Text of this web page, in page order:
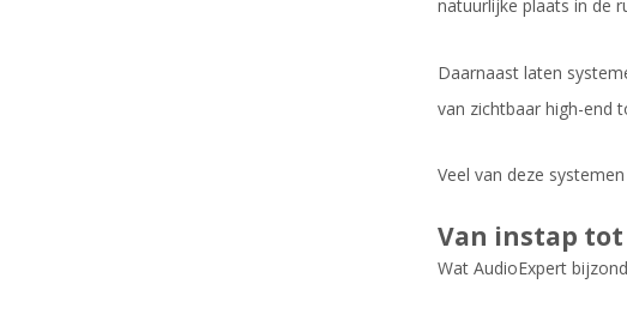
natuurlijke plaats in de
Daarnaast laten
van zichtbaar high-end
Veel van deze
Van instap
Wat AudioExpert